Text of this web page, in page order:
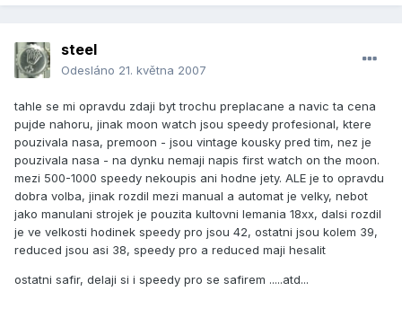
steel
Odesláno 21. května 2007
tahle se mi opravdu zdaji byt trochu preplacane a navic ta cena
pujde nahoru, jinak moon watch jsou speedy profesional, ktere
pouzivala nasa, premoon - jsou vintage kousky pred tim, nez je
pouzivala nasa - na dynku nemaji napis first watch on the moon.
mezi 500-1000 speedy nekoupis ani hodne jety. ALE je to opravdu
dobra volba, jinak rozdil mezi manual a automat je velky, nebot
jako manulani strojek je pouzita kultovni lemania 18xx, dalsi rozdil
je ve velkosti hodinek speedy pro jsou 42, ostatni jsou kolem 39,
reduced jsou asi 38, speedy pro a reduced maji hesalit
ostatni safir, delaji si i speedy pro se safirem .....atd...